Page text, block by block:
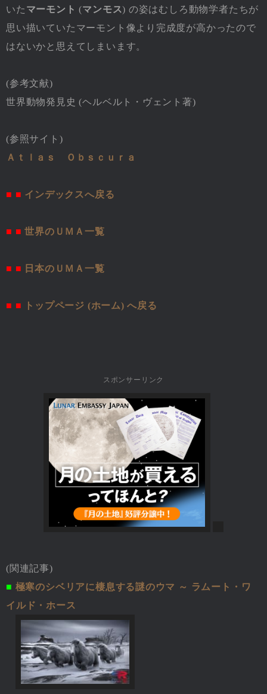
いた マーモント (マンモス) の姿はむしろ動物学者たちが
思い描いていたマーモント像より完成度が高かったので
はないかと思えてしまいます。
(参考文献)
世界動物発見史 (ヘルベルト・ヴェント著)
(参照サイト)
Ａｔｌａｓ Ｏｂｓｃｕｒａ
■ ■ インデックスへ戻る
■ ■ 世界のＵＭＡ一覧
■ ■ 日本のＵＭＡ一覧
■ ■ トップページ (ホーム) へ戻る
スポンサーリンク
(関連記事)
■ 極寒のシベリアに棲息する謎のウマ ～ ラムート・ワ
イルド・ホース